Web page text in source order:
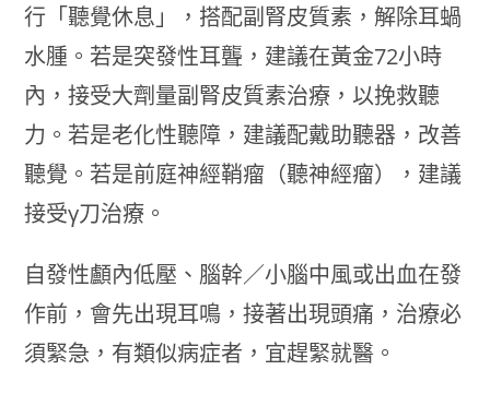
行「聽覺休息」，搭配副腎皮質素，解除耳蝸
水腫。若是突發性耳聾，建議在黃金72小時
內，接受大劑量副腎皮質素治療，以挽救聽
力。若是老化性聽障，建議配戴助聽器，改善
聽覺。若是前庭神經鞘瘤（聽神經瘤），建議
接受γ刀治療。
自發性顱內低壓、腦幹／小腦中風或出血在發
作前，會先出現耳鳴，接著出現頭痛，治療必
須緊急，有類似病症者，宜趕緊就醫。